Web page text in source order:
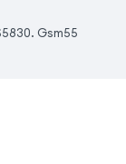
Gsm55